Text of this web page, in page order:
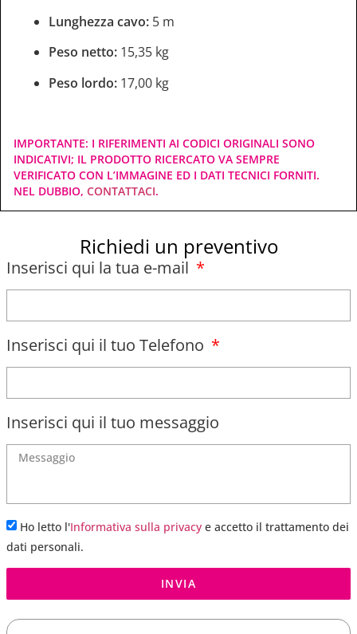
Lunghezza cavo: 5 m
Peso netto: 15,35 kg
Peso lordo: 17,00 kg
IMPORTANTE: I RIFERIMENTI AI CODICI ORIGINALI SONO
INDICATIVI; IL PRODOTTO RICERCATO VA SEMPRE
VERIFICATO CON L’IMMAGINE ED I DATI TECNICI FORNITI.
NEL DUBBIO, CONTATTACI.
Richiedi un preventivo
Inserisci qui la tua e-mail
Inserisci qui il tuo Telefono
Inserisci qui il tuo messaggio
Ho letto l'Informativa sulla privacy e accetto il trattamento dei
dati personali.
INVIA